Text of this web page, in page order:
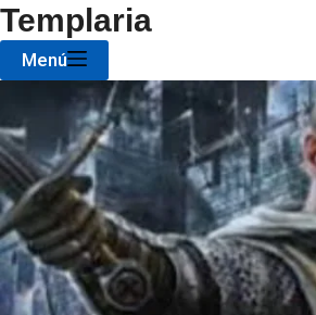
Templaria
Menú